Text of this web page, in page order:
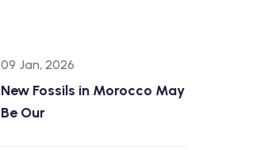
09 Jan, 2026
New Fossils in Morocco May
Be Our